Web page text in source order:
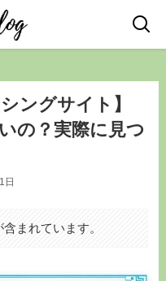
ングサイト】
の？実際に見つ
日
まれています。